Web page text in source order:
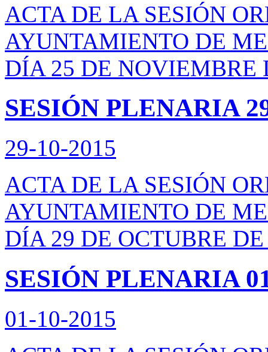
ACTA DE LA SESIÓN
AYUNTAMIENTO DE
DÍA 25 DE NOVIEMBRE
SESIÓN PLENARIA
29-10-2015
ACTA DE LA SESIÓN
AYUNTAMIENTO DE
DÍA 29 DE OCTUBRE
SESIÓN PLENARIA
01-10-2015